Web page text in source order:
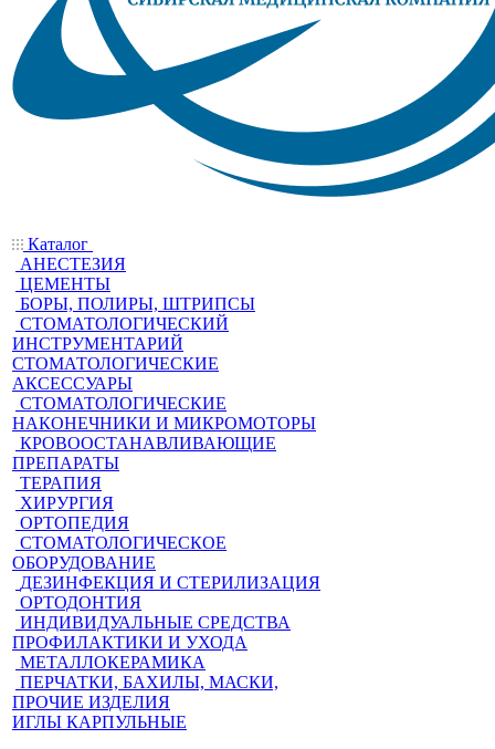
Каталог
АНЕСТЕЗИЯ
ЦЕМЕНТЫ
БОРЫ, ПОЛИРЫ, ШТРИПСЫ
СТОМАТОЛОГИЧЕСКИЙ
ИНСТРУМЕНТАРИЙ
СТОМАТОЛОГИЧЕСКИЕ
АКСЕССУАРЫ
СТОМАТОЛОГИЧЕСКИЕ
НАКОНЕЧНИКИ И МИКРОМОТОРЫ
КРОВООСТАНАВЛИВАЮЩИЕ
ПРЕПАРАТЫ
ТЕРАПИЯ
ХИРУРГИЯ
ОРТОПЕДИЯ
СТОМАТОЛОГИЧЕСКОЕ
ОБОРУДОВАНИЕ
ДЕЗИНФЕКЦИЯ И СТЕРИЛИЗАЦИЯ
ОРТОДОНТИЯ
ИНДИВИДУАЛЬНЫЕ СРЕДСТВА
ПРОФИЛАКТИКИ И УХОДА
МЕТАЛЛОКЕРАМИКА
ПЕРЧАТКИ, БАХИЛЫ, МАСКИ,
ПРОЧИЕ ИЗДЕЛИЯ
ИГЛЫ КАРПУЛЬНЫЕ